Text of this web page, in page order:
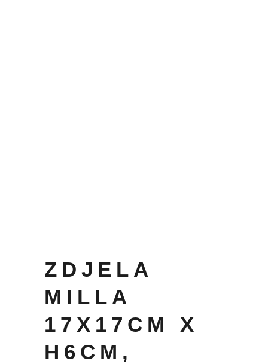
ZDJELA
MILLA
17X17CM X
H6CM,